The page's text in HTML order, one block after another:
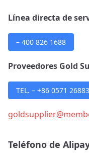
Línea directa de
– 400 826 1688
Proveedores Gold
TEL. – +86 0571
Teléfono de